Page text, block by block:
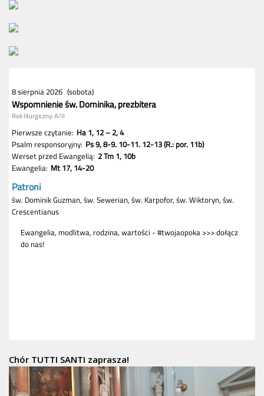
Chór TUTTI SANTI zaprasza!